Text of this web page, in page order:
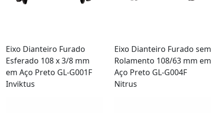
Eixo Dianteiro Furado
Esferado 108 x 3/8 mm
em Aço Preto GL-G001F
Inviktus
Eixo Dianteiro Furado sem
Rolamento 108/63 mm em
Aço Preto GL-G004F
Nitrus